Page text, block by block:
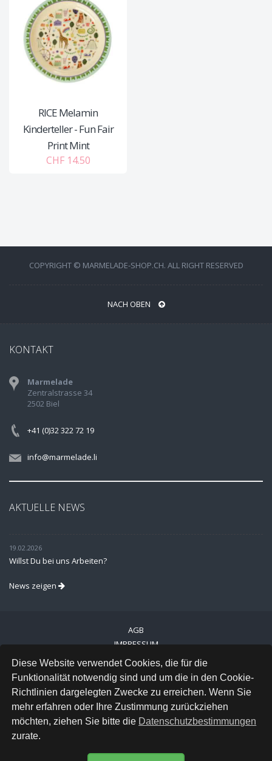
Diese Website verwendet Cookies, die für die
Funktionalität notwendig sind und um die in den Cookie-
Richtlinien dargelegten Zwecke zu erreichen. Wenn Sie
mehr erfahren oder Ihre Zustimmung zurückziehen
möchten, ziehen Sie bitte die Datenschutzbestimmungen
zurate.
RICE Melamin
Kinderteller - Fun Fair
Print Mint
CHF 14.50
COPYRIGHT © MARMELADE-SHOP.CH. ALL RIGHT RESERVED
NACH OBEN
KONTAKT
Marmelade
Zentralstrasse 34
2502 Biel
+41 (0)32 322 72 19
info@marmelade.li
AKTUELLE NEWS
19.02.2026
Willst Du bei uns Arbeiten?
News zeigen
AGB
IMPRESSUM
VERSAND
DATENSCHUTZ
INSTAGRAM